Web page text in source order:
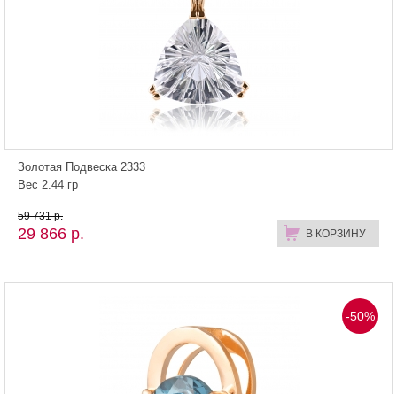
Золотая Подвеска 2333
Вес 2.44 гр
29 866 р. В КОРЗИНУ
59 731 р.
-50%